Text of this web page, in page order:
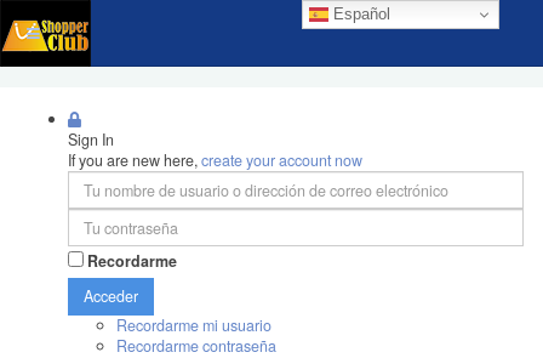
Español
Sign In
If you are new here,create your account now
Recordarme
Acceder
Recordarme mi usuario
Recordarme contraseña